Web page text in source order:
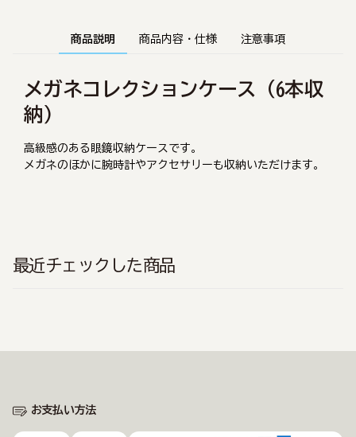
商品説明 商品内容・仕様 注意事項
メガネコレクションケース（6本収
納）
高級感のある眼鏡収納ケースです。
メガネのほかに腕時計やアクセサリーも収納いただけます。
最近チェックした商品
お支払い方法